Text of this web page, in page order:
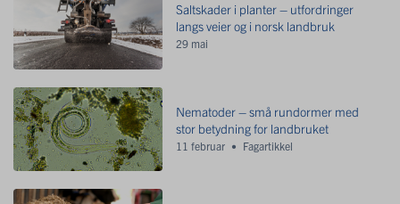
Saltskader i planter – utfordringer
langs veier og i norsk landbruk
29 mai
Nematoder – små rundormer med
stor betydning for landbruket
11 februar Fagartikkel